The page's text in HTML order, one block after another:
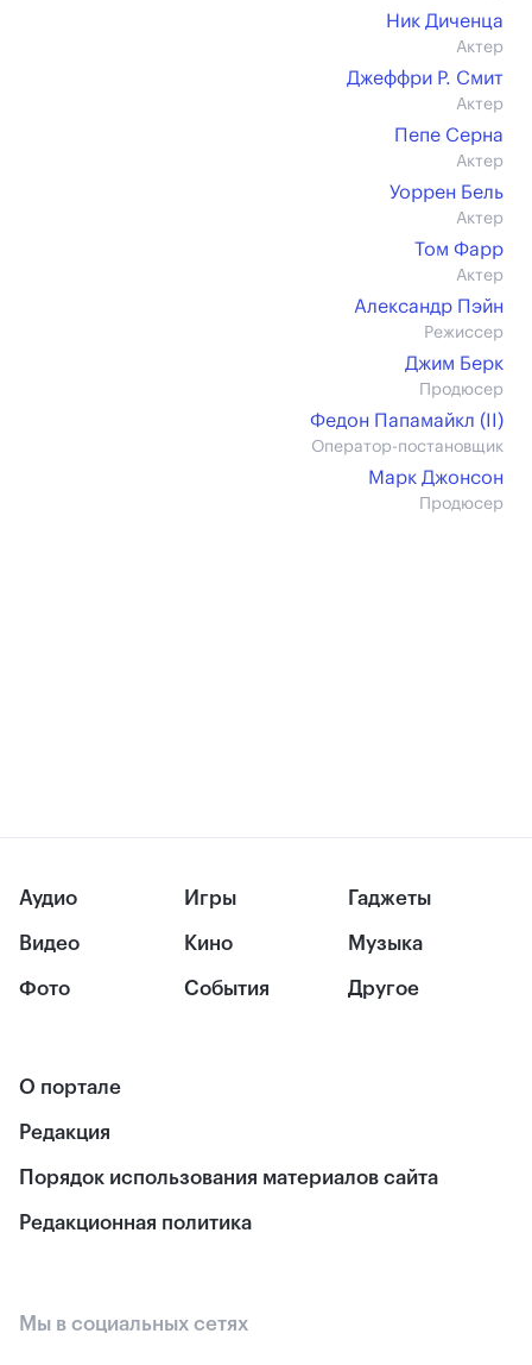
Ник Диченца
Актер
Джеффри Р. Смит
Актер
Пепе Серна
Актер
Уоррен Бель
Актер
Том Фарр
Актер
Александр Пэйн
Режиссер
Джим Берк
Продюсер
Федон Папамайкл (II)
Оператор-постановщик
Марк Джонсон
Продюсер
Аудио
Видео
Фото
Игры
Кино
События
Гаджеты
Музыка
Другое
О портале
Редакция
Порядок использования материалов сайта
Редакционная политика
Мы в социальных сетях